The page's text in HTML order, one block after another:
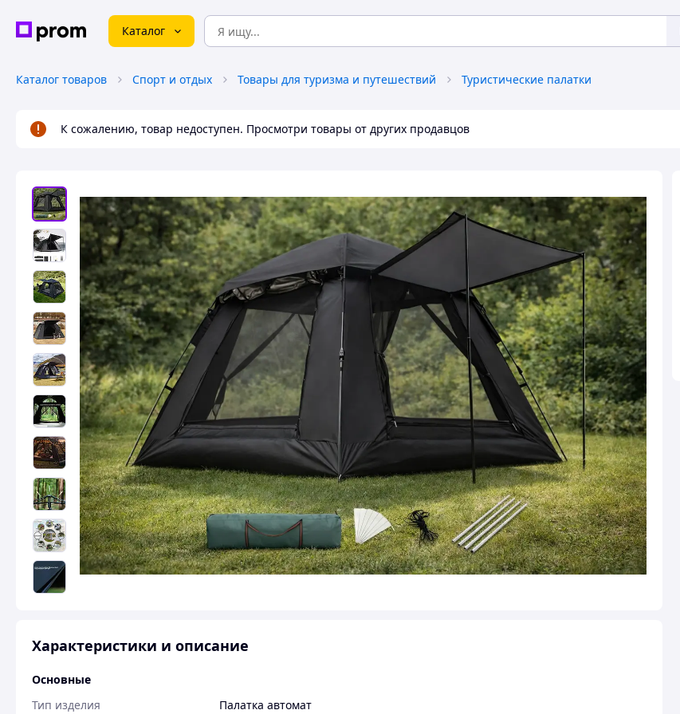
Каталог
Каталог товаров Спорт и отдых Товары для туризма и путешествий Туристические палатки
К сожалению, товар недоступен. Просмотри товары от других продавцов
Характеристики и описание
Основные
Тип изделия
Палатка автомат